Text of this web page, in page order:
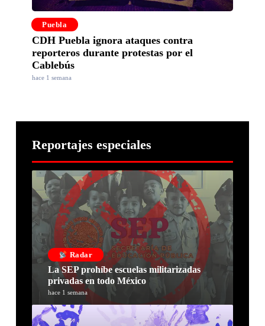
Puebla
CDH Puebla ignora ataques contra
reporteros durante protestas por el
Cablebús
hace 1 semana
Reportajes especiales
Radar
La SEP prohíbe escuelas militarizadas
privadas en todo México
hace 1 semana